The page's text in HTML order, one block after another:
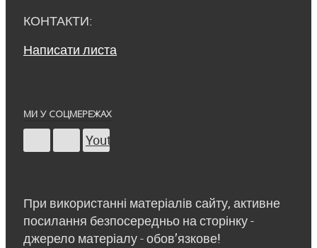
КОНТАКТИ:
Написати листа
МИ У СОЦМЕРЕЖАХ
Youtube
При використанні матеріалів сайту, активне
посилання безпосередньо на сторінку -
джерело матеріалу - обов’язкове!